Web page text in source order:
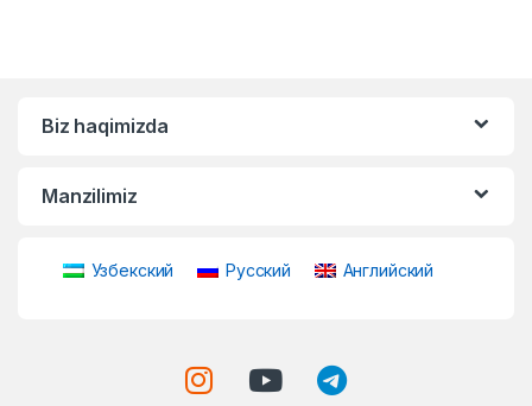
Biz haqimizda
Manzilimiz
Узбекский Русский Английский